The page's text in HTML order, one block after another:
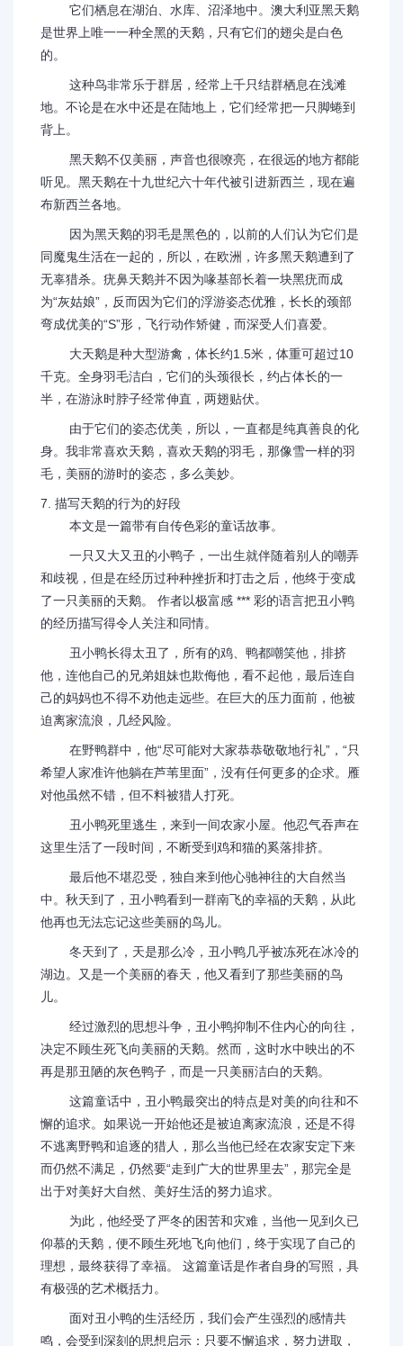
它们栖息在湖泊、水库、沼泽地中。澳大利亚黑天鹅
是世界上唯一一种全黑的天鹅，只有它们的翅尖是白色
的。
这种鸟非常乐于群居，经常上千只结群栖息在浅滩
地。不论是在水中还是在陆地上，它们经常把一只脚蜷到
背上。
黑天鹅不仅美丽，声音也很嘹亮，在很远的地方都能
听见。黑天鹅在十九世纪六十年代被引进新西兰，现在遍
布新西兰各地。
因为黑天鹅的羽毛是黑色的，以前的人们认为它们是
同魔鬼生活在一起的，所以，在欧洲，许多黑天鹅遭到了
无辜猎杀。疣鼻天鹅并不因为喙基部长着一块黑疣而成
为“灰姑娘”，反而因为它们的浮游姿态优雅，长长的颈部
弯成优美的“S”形，飞行动作矫健，而深受人们喜爱。
大天鹅是种大型游禽，体长约1.5米，体重可超过10
千克。全身羽毛洁白，它们的头颈很长，约占体长的一
半，在游泳时脖子经常伸直，两翅贴伏。
由于它们的姿态优美，所以，一直都是纯真善良的化
身。我非常喜欢天鹅，喜欢天鹅的羽毛，那像雪一样的羽
毛，美丽的游时的姿态，多么美妙。
7. 描写天鹅的行为的好段
本文是一篇带有自传色彩的童话故事。
一只又大又丑的小鸭子，一出生就伴随着别人的嘲弄
和歧视，但是在经历过种种挫折和打击之后，他终于变成
了一只美丽的天鹅。 作者以极富感 *** 彩的语言把丑小鸭
的经历描写得令人关注和同情。
丑小鸭长得太丑了，所有的鸡、鸭都嘲笑他，排挤
他，连他自己的兄弟姐妹也欺侮他，看不起他，最后连自
己的妈妈也不得不劝他走远些。在巨大的压力面前，他被
迫离家流浪，几经风险。
在野鸭群中，他“尽可能对大家恭恭敬敬地行礼”，“只
希望人家准许他躺在芦苇里面”，没有任何更多的企求。雁
对他虽然不错，但不料被猎人打死。
丑小鸭死里逃生，来到一间农家小屋。他忍气吞声在
这里生活了一段时间，不断受到鸡和猫的奚落排挤。
最后他不堪忍受，独自来到他心驰神往的大自然当
中。秋天到了，丑小鸭看到一群南飞的幸福的天鹅，从此
他再也无法忘记这些美丽的鸟儿。
冬天到了，天是那么冷，丑小鸭几乎被冻死在冰冷的
湖边。又是一个美丽的春天，他又看到了那些美丽的鸟
儿。
经过激烈的思想斗争，丑小鸭抑制不住内心的向往，
决定不顾生死飞向美丽的天鹅。然而，这时水中映出的不
再是那丑陋的灰色鸭子，而是一只美丽洁白的天鹅。
这篇童话中，丑小鸭最突出的特点是对美的向往和不
懈的追求。如果说一开始他还是被迫离家流浪，还是不得
不逃离野鸭和追逐的猎人，那么当他已经在农家安定下来
而仍然不满足，仍然要“走到广大的世界里去”，那完全是
出于对美好大自然、美好生活的努力追求。
为此，他经受了严冬的困苦和灾难，当他一见到久已
仰慕的天鹅，便不顾生死地飞向他们，终于实现了自己的
理想，最终获得了幸福。 这篇童话是作者自身的写照，具
有极强的艺术概括力。
面对丑小鸭的生活经历，我们会产生强烈的感情共
鸣，会受到深刻的思想启示：只要不懈追求，努力进取，